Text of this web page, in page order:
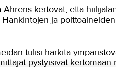
Ahrens kertovat, että
ja
tulisi harkita
pystyisivät
pisteytyksessä,